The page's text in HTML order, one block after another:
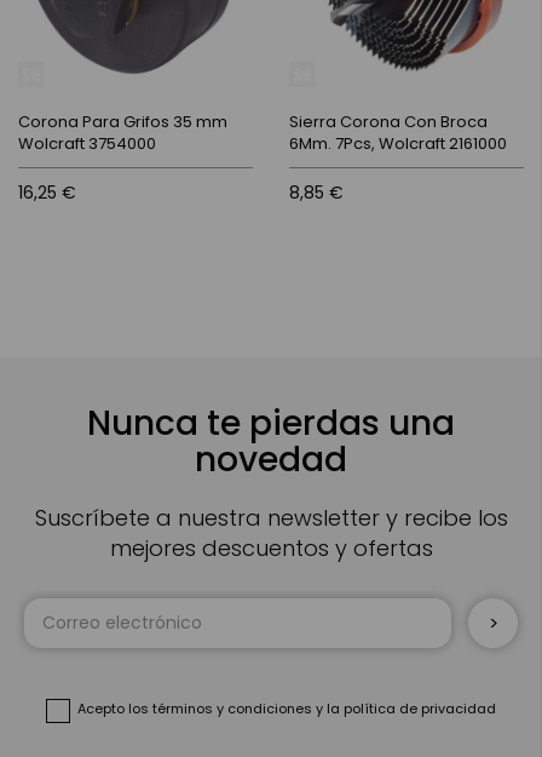
Corona Para Grifos 35 mm
Wolcraft 3754000
16,25 €
Sierra Corona Con Broca
6Mm. 7Pcs, Wolcraft 2161000
8,85 €
Nunca te pierdas una
novedad
Suscríbete a nuestra newsletter y recibe los
mejores descuentos y ofertas
Acepto los términos y condiciones y la política de privacidad